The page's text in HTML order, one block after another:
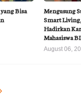
Bisa
Mengusung
Smart
Hadirkan
Mahasiswa
August 06,